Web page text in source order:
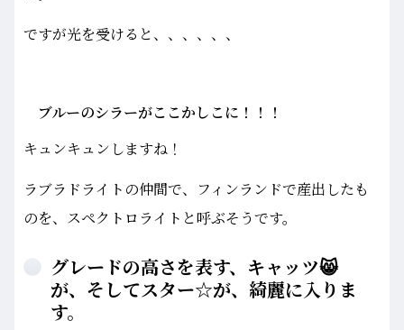
ですが光を受けると、、、、、、
ブルーのシラーがここかしこに！！！
キュンキュンしますね！
ラブラドライトの仲間で、フィンランドで産出したも
のを、スペクトロライトと呼ぶそうです。
グレードの高さを表す、キャッツ😸
が、そしてスター☆が、綺麗に入りま
す。